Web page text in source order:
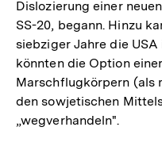
Dislozierung einer
SS-20, begann. Hinzu
siebziger Jahre die
könnten die Option
Marschflugkörpern (als
den sowjetischen
„wegverhandeln".